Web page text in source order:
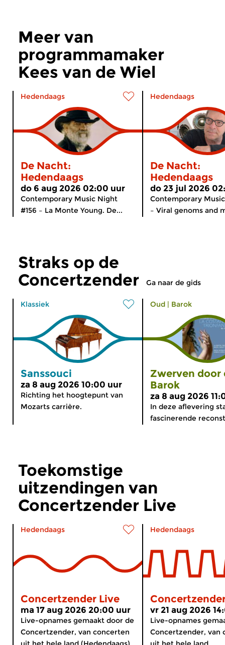
Meer van
programmamaker
Kees van de Wiel
Hedendaags
De Nacht:
Hedendaags
do 6 aug 2026 02:00 uur
Contemporary Music Night
#156 – La Monte Young. De...
Hedendaags
De Nacht:
Hedendaags
do 23 jul 2026
Contemporary
– Viral genoms and
Straks op de
Concertzender
Ga naar de gids
Klassiek
Sanssouci
za 8 aug 2026 10:00 uur
Richting het hoogtepunt van
Mozarts carrière.
Oud | Barok
Zwerven door
Barok
za 8 aug 2026
In deze aflevering
fascinerende
Toekomstige
uitzendingen van
Concertzender Live
Hedendaags
Concertzender Live
ma 17 aug 2026 20:00 uur
Live-opnames gemaakt door de
Concertzender, van concerten
Hedendaags
vr 21 aug 2026
Live-opnames
Concertzender, van